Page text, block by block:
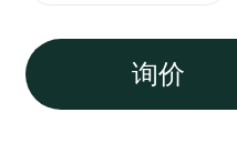
询价